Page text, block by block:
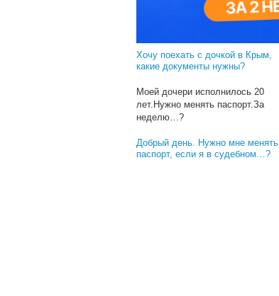
Как поменять отчество в
Хочу поехать с дочкой в Крым,
какие документы нужны?
Моей дочери исполнилось 20
лет.Нужно менять паспорт.За
неделю…?
Добрый день. Нужно мне менять
паспорт, если я в судебном…?